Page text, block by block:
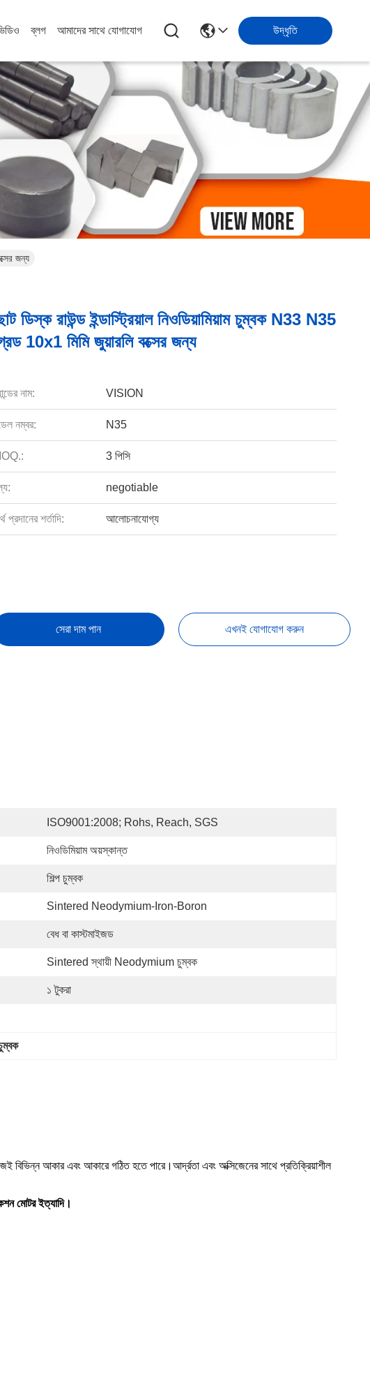
ব্লগ আমাদের সাথে যোগাযোগ উদ্ধৃতি
জন্য
ডিস্ক রাউন্ড ইন্ডাস্ট্রিয়াল নিওডিয়ামিয়াম চুম্বক N33 N35
10x1 মিমি জুয়ারলি বক্সের জন্য
নাম: VISION
নম্বর: N35
3 পিসি
negotiable
প্রদানের শর্তাদি: আলোচনাযোগ্য
সেরা দাম পান এখনই যোগাযোগ করুন
ISO9001:2008; Rohs, Reach, SGS
নিওডিমিয়াম অয়স্কান্ত
শিল্প চুম্বক
Sintered Neodymium-Iron-Boron
বেধ বা কাস্টমাইজড
Sintered স্থায়ী Neodymium চুম্বক
১ টুকরা
বিভিন্ন আকার এবং আকারে গঠিত হতে পারে।আর্দ্রতা এবং অক্সিজেনের সাথে প্রতিক্রিয়াশীল
মোটর ইত্যাদি।